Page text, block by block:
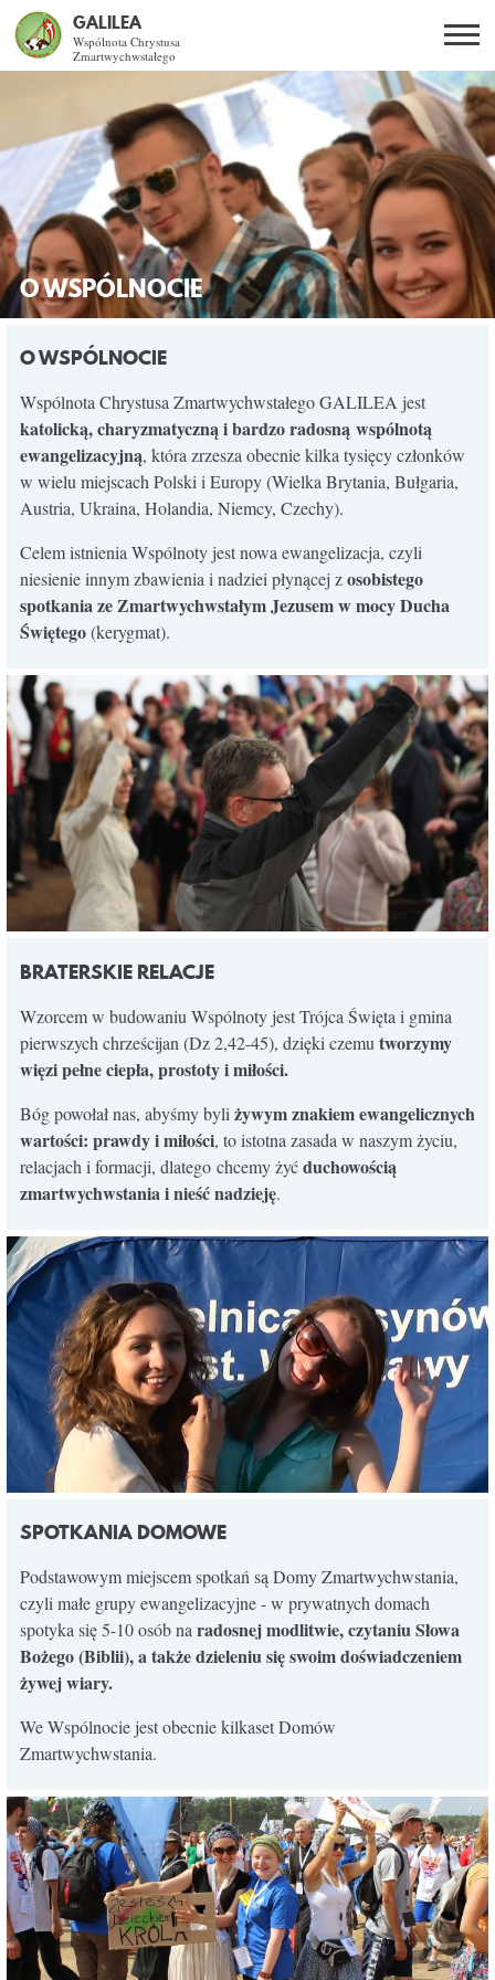
GALILEA
Wspólnota Chrystusa
Zmartwychwstałego
PL EN BG
Szukaj
CO DAJE ŻYCIE Z JEZUSEM?
SPOTKANIA OTWARTE
DLA KOGO?
WSPÓLNOTA
KURSY SE
KONTAKT
O WSPÓLNOCIE
O WSPÓLNOCIE
Wspólnota Chrystusa Zmartwychwstałego GALILEA jest
katolicką, charyzmatyczną i bardzo radosną wspólnotą
ewangelizacyjną, która zrzesza obecnie kilka tysięcy członków
w wielu miejscach Polski i Europy (Wielka Brytania, Bułgaria,
Austria, Ukraina, Holandia, Niemcy, Czechy).
Celem istnienia Wspólnoty jest nowa ewangelizacja, czyli
niesienie innym zbawienia i nadziei płynącej zosobistego
spotkania ze Zmartwychwstałym Jezusem w mocy Ducha
Świętego(kerygmat).
BRATERSKIE RELACJE
Wzorcem w budowaniu Wspólnoty jest Trójca Święta i gmina
pierwszych chrześcijan (Dz 2,42-45), dzięki czemu tworzymy
więzi pełne ciepła, prostoty i miłości.
Bóg powołał nas, abyśmy byli żywym znakiem ewangelicznych
wartości: prawdy i miłości, to istotna zasada w naszym życiu,
relacjach i formacji, dlatego chcemy żyćduchowością
zmartwychwstania i nieść nadzieję.
SPOTKANIA DOMOWE
Podstawowym miejscem spotkań są Domy Zmartwychwstania,
czyli małe grupy ewangelizacyjne - w prywatnych domach
spotyka się 5-10 osób na radosnej modlitwie, czytaniu Słowa
Bożego (Biblii), a także dzieleniu się swoim doświadczeniem
żywej wiary.
We Wspólnocie jest obecnie kilkaset Domów
Zmartwychwstania.